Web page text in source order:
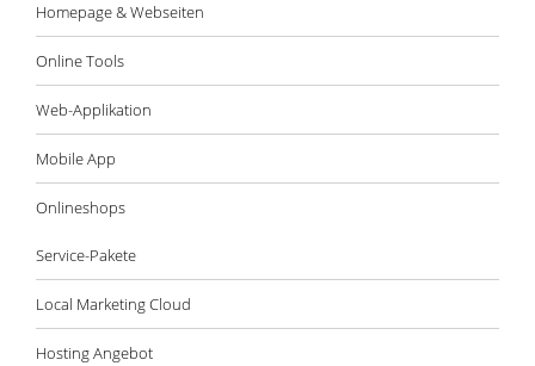
Homepage & Webseiten
Online Tools
Web-Applikation
Mobile App
Onlineshops
Service-Pakete
Local Marketing Cloud
Hosting Angebot